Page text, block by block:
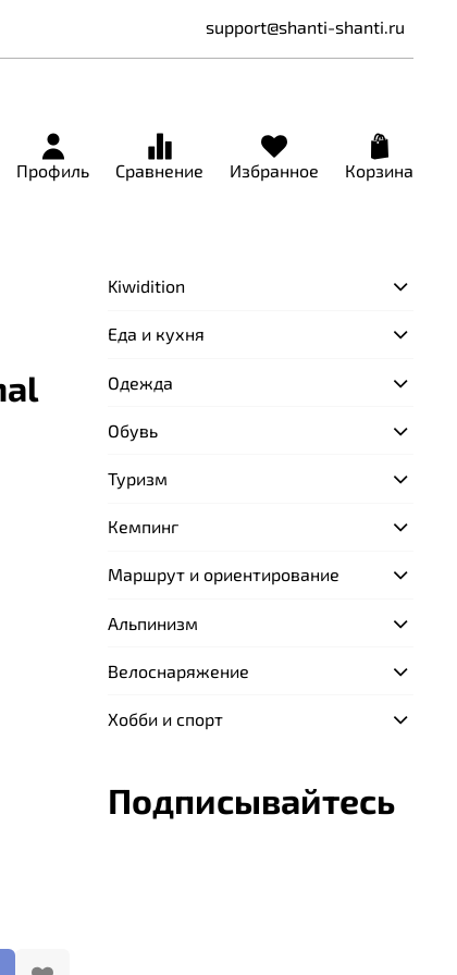
support@shanti-shanti.ru
Профиль Сравнение Избранное Корзина
Kiwidition
Еда и кухня
Одежда
Обувь
Туризм
Кемпинг
Маршрут и ориентирование
Альпинизм
Велоснаряжение
Хобби и спорт
Подписывайтесь